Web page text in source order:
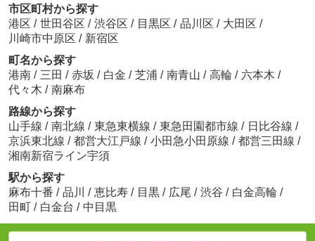
市区町村から探す
港区 / 世田谷区 / 渋谷区 / 目黒区 / 品川区 / 大田区 /
川崎市中原区 / 新宿区
町名から探す
港南 / 三田 / 赤坂 / 白金 / 芝浦 / 南青山 / 高輪 / 六本木 /
代々木 / 南麻布
路線から探す
山手線 / 南北線 / 東急東横線 / 東急田園都市線 / 日比谷線 /
京浜東北線 / 都営大江戸線 / 小田急小田原線 / 都営三田線 /
湘南新宿ライン宇須
駅から探す
麻布十番 / 品川 / 恵比寿 / 目黒 / 広尾 / 渋谷 / 白金高輪 /
田町 / 白金台 / 中目黒